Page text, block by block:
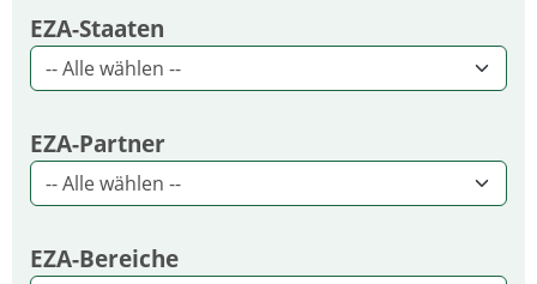
EZA-Staaten
EZA-Partner
EZA-Bereiche